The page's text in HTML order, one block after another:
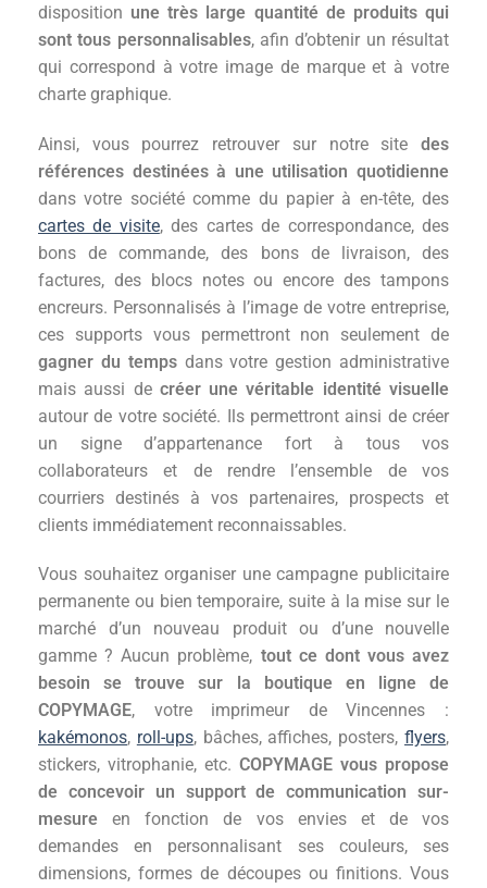
disposition une très large quantité de produits qui
sont tous personnalisables, afin d’obtenir un résultat
qui correspond à votre image de marque et à votre
charte graphique.
Ainsi, vous pourrez retrouver sur notre site des
références destinées à une utilisation quotidienne
dans votre société comme du papier à en-tête, des
cartes de visite, des cartes de correspondance, des
bons de commande, des bons de livraison, des
factures, des blocs notes ou encore des tampons
encreurs. Personnalisés à l’image de votre entreprise,
ces supports vous permettront non seulement de
gagner du tempsdans votre gestion administrative
mais aussi de créer une véritable identité visuelle
autour de votre société. Ils permettront ainsi de créer
un signe d’appartenance fort à tous vos
collaborateurs et de rendre l’ensemble de vos
courriers destinés à vos partenaires, prospects et
clients immédiatement reconnaissables.
Vous souhaitez organiser une campagne publicitaire
permanente ou bien temporaire, suite à la mise sur le
marché d’un nouveau produit ou d’une nouvelle
gamme ? Aucun problème, tout ce dont vous avez
besoin se trouve sur la boutique en ligne de
COPYMAGE, votre imprimeur de Vincennes :
kakémonos, roll-ups, bâches, affiches, posters,flyers,
stickers, vitrophanie, etc. COPYMAGE vous propose
de concevoir un support de communication sur-
mesure en fonction de vos envies et de vos
demandes en personnalisant ses couleurs, ses
dimensions, formes de découpes ou finitions. Vous